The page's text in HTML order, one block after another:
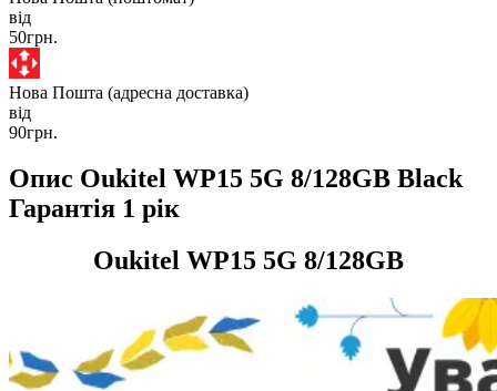
від
50грн.
Нова Пошта (адресна доставка)
від
90грн.
Опис Oukitel WP15 5G 8/128GB Black
Гарантія 1 рік
Oukitel WP15 5G 8/128GB